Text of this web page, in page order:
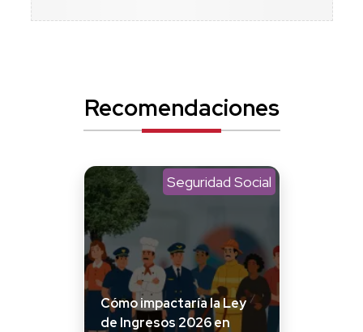
Recomendaciones
Seguridad Social
Cómo impactaría la Ley
de Ingresos 2026 en